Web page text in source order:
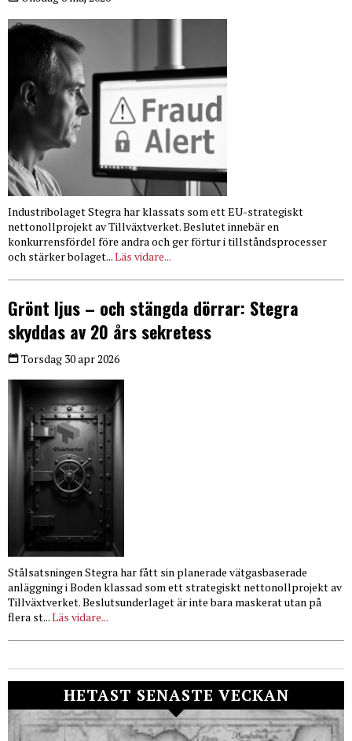
Industribolaget Stegra har klassats som ett EU-strategiskt
nettonollprojekt av Tillväxtverket. Beslutet innebär en
konkurrensfördel före andra och ger förtur i tillståndsprocesser
och stärker bolaget...Läs vidare...
Grönt ljus – och stängda dörrar: Stegra
skyddas av 20 års sekretess
Torsdag 30 apr 2026
Stålsatsningen Stegra har fått sin planerade vätgasbaserade
anläggning i Boden klassad som ett strategiskt nettonollprojekt av
Tillväxtverket. Beslutsunderlaget är inte bara maskerat utan på
flera st...Läs vidare...
HETAST SENASTE VECKAN